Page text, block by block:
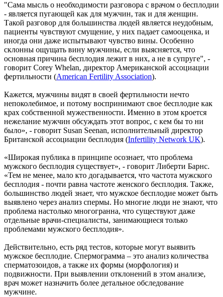
"Сама мысль о необходимости разговора с врачом о бесплодии
- является пугающей как для мужчин, так и для женщин.
Такой разговор для большинства людей является неудобным,
пациенты чувствуют смущение, у них падает самооценка, и
иногда они даже испытывают чувство вины. Особенно
склонны ощущать вину мужчины, если выясняется, что
основная причина бесплодия лежит в них, а не в супруге", -
говорит Corey Whelan, директор Американской ассоциации
фертильности (American Fertility Association).
Кажется, мужчины видят в своей фертильности нечто
непоколебимое, и потому воспринимают свое бесплодие как
крах собственной мужественности. Именно в этом кроется
нежелание мужчин обсуждать этот вопрос, с кем бы то ни
было», - говорит Susan Seenan, исполнительный директор
Британской ассоциации бесплодия (Infertility Network UK).
«Широкая публика в принципе осознает, что проблема
мужского бесплодия существует», - говорит Либерти Барнс.
«Тем не менее, мало кто догадывается, что частота мужского
бесплодия - почти равна частоте женского бесплодия. Также,
большинство людей знает, что мужское бесплодие может быть
выявлено через анализ спермы. Но многие люди не знают, что
проблема настолько многогранна, что существуют даже
отдельные врачи-специалисты, занимающиеся только
проблемами мужского бесплодия».
Действительно, есть ряд тестов, которые могут выявить
мужское бесплодие. Спермограмма – это анализ количества
сперматозоидов, а также их формы (морфология) и
подвижности. При выявлении отклонений в этом анализе,
врач может назначить более детальное обследование
мужчине.